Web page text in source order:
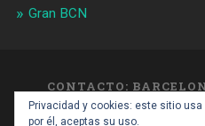
Gran BCN
CONTACTO:
Privacidad y cookies: este sitio
por él, aceptas su uso.